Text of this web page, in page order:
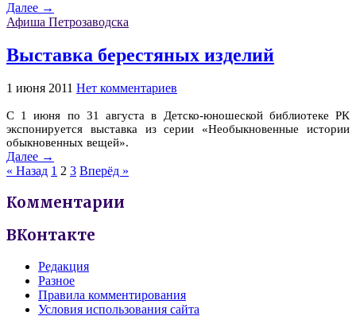
Далее →
Афиша Петрозаводска
Выставка берестяных изделий
1 июня 2011 Нет комментариев
С 1 июня по 31 августа в Детско-юношеской библиотеке РК
экспонируется выставка из серии «Необыкновенные истории
обыкновенных вещей».
Далее →
« Назад 1 2 3 Вперёд »
Комментарии
ВКонтакте
Редакция
Разное
Правила комментирования
Условия использования сайта